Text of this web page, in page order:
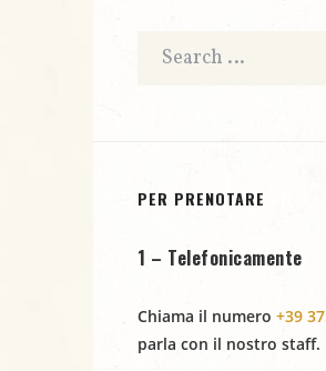
PER PRENOTARE
1 – Telefonicamente
Chiama il numero +39
parla con il nostro staff.